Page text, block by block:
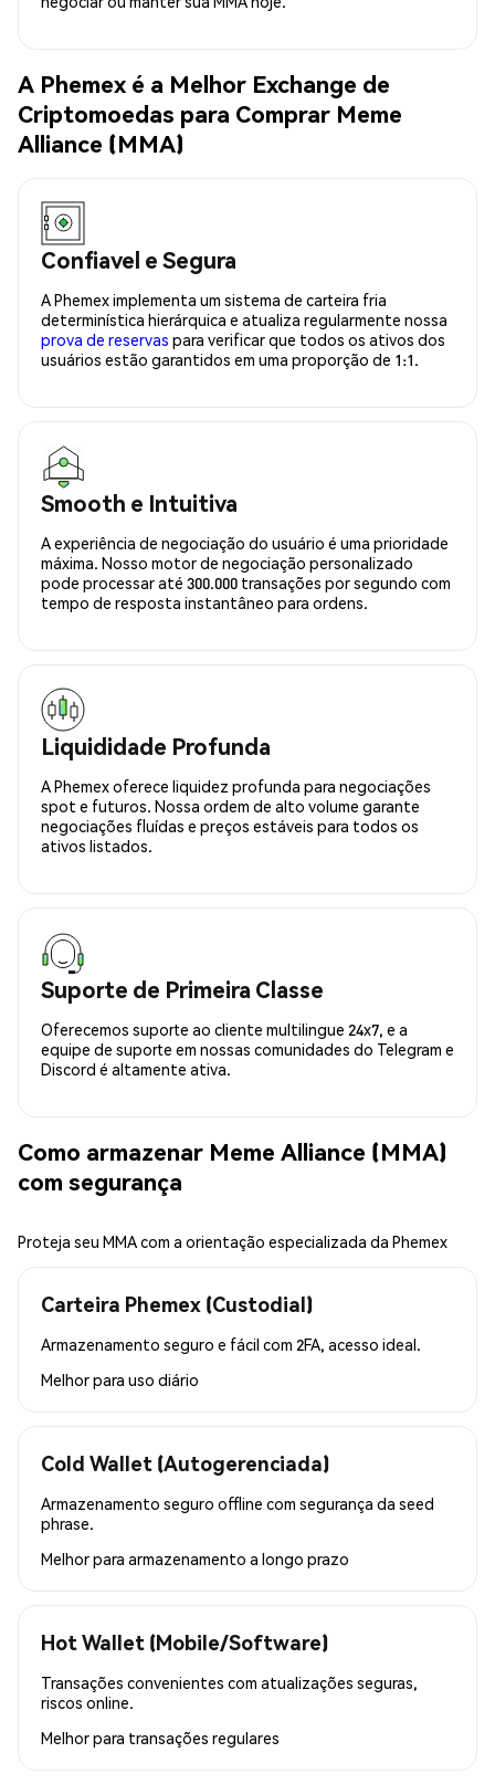
A Phemex é a Melhor Exchange de
Criptomoedas para Comprar Meme
Alliance (MMA)
Confiavel e Segura
A Phemex implementa um sistema de carteira fria
determinística hierárquica e atualiza regularmente nossa
prova de reservas para verificar que todos os ativos dos
usuários estão garantidos em uma proporção de 1:1.
Smooth e Intuitiva
A experiência de negociação do usuário é uma prioridade
máxima. Nosso motor de negociação personalizado
pode processar até 300.000 transações por segundo com
tempo de resposta instantâneo para ordens.
Liquididade Profunda
A Phemex oferece liquidez profunda para negociações
spot e futuros. Nossa ordem de alto volume garante
negociações fluídas e preços estáveis para todos os
ativos listados.
Suporte de Primeira Classe
Oferecemos suporte ao cliente multilingue 24x7, e a
equipe de suporte em nossas comunidades do Telegram e
Discord é altamente ativa.
Como armazenar Meme Alliance (MMA)
com segurança
Proteja seu MMA com a orientação especializada da Phemex
Carteira Phemex (Custodial)
Armazenamento seguro e fácil com 2FA, acesso ideal.
Melhor para uso diário
Cold Wallet (Autogerenciada)
Armazenamento seguro offline com segurança da seed
phrase.
Melhor para armazenamento a longo prazo
Hot Wallet (Mobile/Software)
Transações convenientes com atualizações seguras,
riscos online.
Melhor para transações regulares